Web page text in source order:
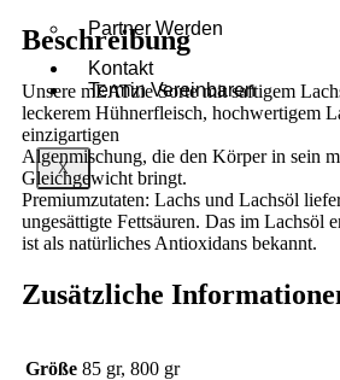
Partner Werden
Kontakt
Termin Vereinbaren
X
Beschreibung
Unsere mEATzie Sorte mit saftigem
leckerem Hühnerfleisch, hochwertigem
einzigartigen
Algenmischung, die den Körper in sein
Gleichgewicht bringt.
Premiumzutaten: Lachs und Lachsöl
ungesättigte Fettsäuren. Das im Lachsöl
ist als natürliches Antioxidans bekannt.
Zusätzliche
Größe 85 gr, 800 gr